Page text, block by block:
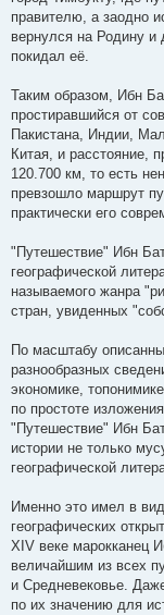
правителю, а заодно
вернулся на Родину и
покидал её.
Таким образом, Ибн
простиравшийся от
Пакистана, Индии,
Китая, и расстояние,
120.700 км, то есть
превзошло маршрут
практически его
"Путешествие" Ибн
географической
называемого жанра
стран, увиденных
По масштабу
разнообразных
экономике,
по простоте
"Путешествие" Ибн
истории не только
географической
Именно это имел в
географических
XIV веке марокканец
величайшим из всех
и Средневековье.
по их значению для